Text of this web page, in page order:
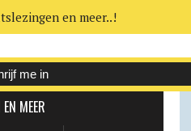
MEER
en meer..!